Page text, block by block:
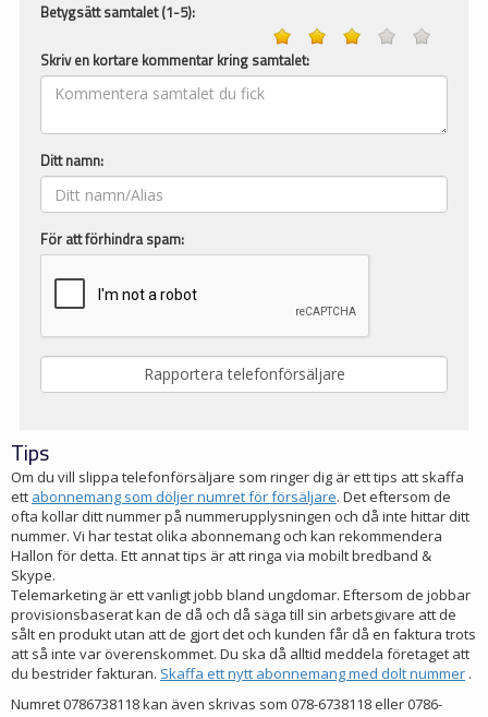
Betygsätt samtalet (1-5):
Skriv en kortare kommentar kring samtalet:
Ditt namn:
För att förhindra spam:
Tips
Om du vill slippa telefonförsäljare som ringer dig är ett tips att skaffa
ett abonnemang som döljer numret för försäljare. Det eftersom de
ofta kollar ditt nummer på nummerupplysningen och då inte hittar ditt
nummer. Vi har testat olika abonnemang och kan rekommendera
Hallon för detta. Ett annat tips är att ringa via mobilt bredband &
Skype.
Telemarketing är ett vanligt jobb bland ungdomar. Eftersom de jobbar
provisionsbaserat kan de då och då säga till sin arbetsgivare att de
sålt en produkt utan att de gjort det och kunden får då en faktura trots
att så inte var överenskommet. Du ska då alltid meddela företaget att
du bestrider fakturan. Skaffa ett nytt abonnemang med dolt nummer .
Numret 0786738118 kan även skrivas som 078-6738118 eller 0786-